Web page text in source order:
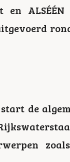
ALSÉÉN
de